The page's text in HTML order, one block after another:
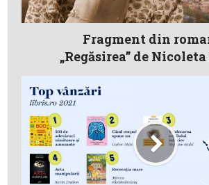
Fragment din
„Regăsirea” de